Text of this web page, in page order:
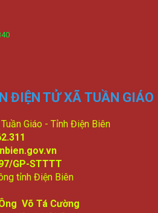
ĐIỆN TỬ XÃ TUẦN GIÁO
Giáo - Tỉnh Điện Biên
GP-STTTT
tỉnh Điện Biên
Võ Tá Cường